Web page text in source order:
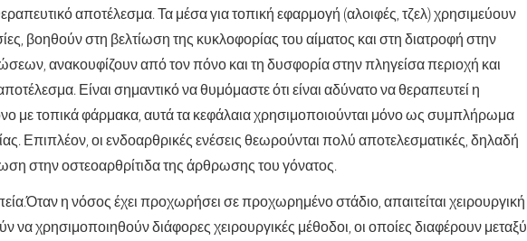
αποτέλεσμα. Τα μέσα για τοπική εφαρμογή (αλοιφές, τζελ) χρησιμεύουν
βοηθούν στη βελτίωση της κυκλοφορίας του αίματος και στη διατροφή στην
ανακουφίζουν από τον πόνο και τη δυσφορία στην πληγείσα περιοχή και
Είναι σημαντικό να θυμόμαστε ότι είναι αδύνατο να θεραπευτεί η
με τοπικά φάρμακα, αυτά τα κεφάλαια χρησιμοποιούνται μόνο ως συμπλήρωμα
Επιπλέον, οι ενδοαρθρικές ενέσεις θεωρούνται πολύ αποτελεσματικές, δηλαδή
στην οστεοαρθρίτιδα της άρθρωσης του γόνατος.
Όταν η νόσος έχει προχωρήσει σε προχωρημένο στάδιο, απαιτείται χειρουργική
χρησιμοποιηθούν διάφορες χειρουργικές μέθοδοι, οι οποίες διαφέρουν μεταξύ